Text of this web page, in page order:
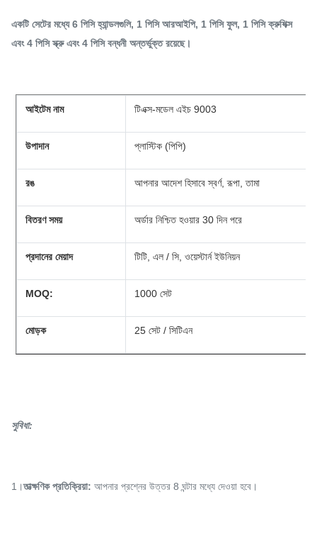
একটি সেটের মধ্যে 6 পিসি হ্যান্ডলগুলি, 1 পিসি আরআইপি, 1 পিসি ফুল, 1 পিসি ক্রুশিক্স
এবং 4 পিসি স্ক্রু এবং 4 পিসি বন্ধনী অন্তর্ভুক্ত রয়েছে।
আইটেম নাম টিএক্স-মডেল এইচ 9003
উপাদান প্লাস্টিক (পিপি)
রঙ আপনার আদেশ হিসাবে স্বর্ণ, রূপা, তামা
বিতরণ সময় অর্ডার নিশ্চিত হওয়ার 30 দিন পরে
প্রদানের মেয়াদ টিটি, এল / সি, ওয়েস্টার্ন ইউনিয়ন
MOQ: 1000 সেট
মোড়ক 25 সেট / সিটিএন
সুবিধা:
1।তাত্ক্ষণিক প্রতিক্রিয়া: আপনার প্রশ্নের উত্তর 8 ঘন্টার মধ্যে দেওয়া হবে।